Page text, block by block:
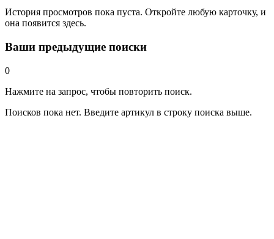
История просмотров пока пуста. Откройте любую карточку, и
она появится здесь.
Ваши предыдущие поиски
0
Нажмите на запрос, чтобы повторить поиск.
Поисков пока нет. Введите артикул в строку поиска выше.